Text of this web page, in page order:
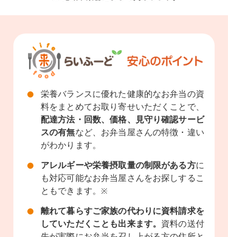
栄養バランスに優れた健康的なお弁当の資
料をまとめてお取り寄せいただくことで、
配達方法・回数、価格、見守り確認サービ
スの有無など、お弁当屋さんの特徴・違い
がわかります。
アレルギーや栄養摂取量の制限がある方に
も対応可能なお弁当屋さんをお探しするこ
ともできます。※
離れて暮らすご家族の代わりに資料請求を
していただくことも出来ます。 資料の送付